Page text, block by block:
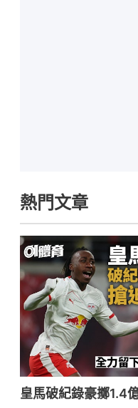
熱門文章
皇馬破紀錄豪擲1.4